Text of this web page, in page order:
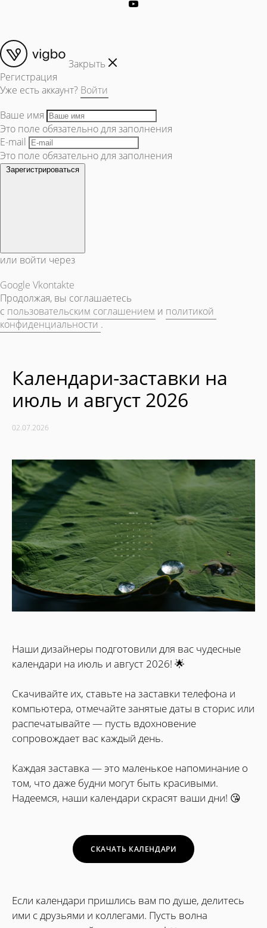
Закрыть
Регистрация
Уже есть аккаунт? Войти
Ваше имя
Это поле обязательно для заполнения
E-mail
Это поле обязательно для заполнения
Зарегистрироваться
или войти через
Google Vkontakte
Продолжая, вы соглашаетесь
с пользовательским соглашением и политикой
конфиденциальности .
Календари-заставки на
июль и август 2026
02.07.2026
Наши дизайнеры подготовили для вас чудесные
календари на июль и август 2026! 🌟
Скачивайте их, ставьте на заставки телефона и
компьютера, отмечайте занятые даты в сторис или
распечатывайте — пусть вдохновение
сопровождает вас каждый день.
Каждая заставка — это маленькое напоминание о
том, что даже будни могут быть красивыми.
Надеемся, наши календари скрасят ваши дни! 😘
СКАЧАТЬ КАЛЕНДАРИ
Если календари пришлись вам по душе, делитесь
ими с друзьями и коллегами. Пусть волна